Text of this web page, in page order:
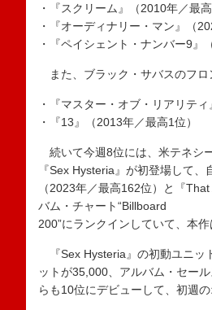
・『スクリーム』（2010年／最高
・『オーディナリー・マン』（
・『ペイシェント・ナンバー9』
また、ブラック・サバスのフロ
・『マスター・オブ・リアリテ
・『13』（2013年／最高1位）
続いて今週8位には、米テネシ
『Sex Hysteria』が初登場して
（2023年／最高162位）と『
バム・チャート“Billboard
200”にランクインしていて、本
『Sex Hysteria』の初動ユニッ
ットが35,000、アルバム・セー
らも10位にデビューして、初週